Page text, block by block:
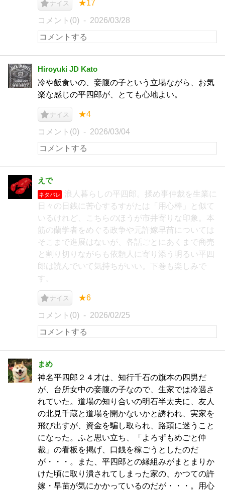
ナイス ★17
コメント(0) 2026/03/28
Hiroyuki JD Kato
冷や飯食いの、妾腹の子という立場ながら、お気
楽な感じの平四郎が、とても心地よい。
ナイス ★4
コメント(0) 2026/03/04
えで
ネタバレ
浪人暮らしの平四郎。揉め事仲裁を生業に
日々の日銭に苦心するすがたは「用心棒」と似て
いるけれど、こちらのほうが市井寄りな印象。本
筋の蘭学者をめぐる政争や元許嫁早苗については
そこまで進展はないが、各話ごとにあくまで商売
と割り切りながらも依頼人に寄り添う明るい平四
郎は読んでいて気持ちがいい。下巻も楽しみで
す。
ナイス ★6
コメント(0) 2026/02/25
まめ
神名平四郎２４才は、知行千石の旗本の四男だ
が、台所女中の妾腹の子なので、生家では冷遇さ
れていた。道場の知り合いの明石半太夫に、友人
の北見千蔵と道場を開かないかと誘われ、実家を
飛び出すが、資金を騙し取られ、路頭に迷うこと
になった。ふと思い立ち、「よろずもめごと仲
裁」の看板を掲げ、口銭を稼ごうとしたのだ
が・・・。また、平四郎との縁組みがまとまりか
けた頃に取り潰されてしまった家の、かつての許
嫁・早苗が気にかかっているのだが・・・。用心